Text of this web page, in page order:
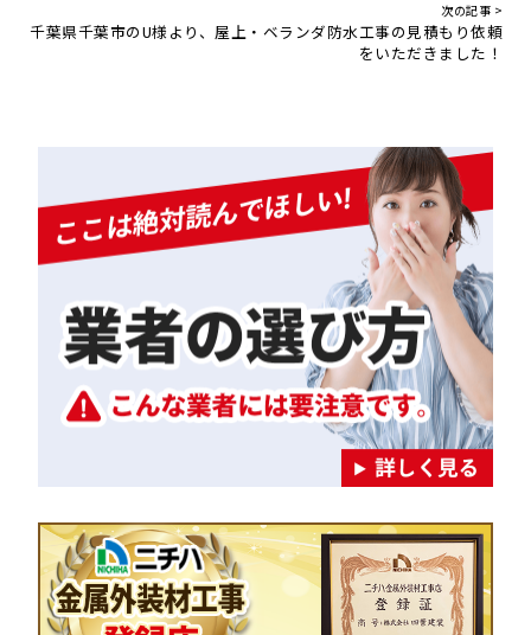
次の記事 >
千葉県千葉市のU様より、屋上・ベランダ防水工事の見積もり依頼
をいただきました！